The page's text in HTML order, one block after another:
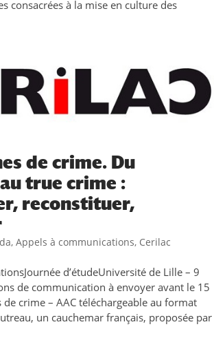
consacrées à la mise en culture des
de crime. Du
true crime :
reconstituer,
, Appels à communications, Cerilac
d’étudeUniversité de Lille – 9
de communication à envoyer avant le 15
de crime – AAC téléchargeable au format
un cauchemar français, proposée par